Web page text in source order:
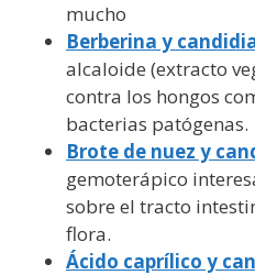
mucho
Berberina y
alcaloide (extracto
contra los hongos
bacterias patógenas.
Brote de nuez y
gemoterápico
sobre el tracto
flora.
Ácido caprílico y